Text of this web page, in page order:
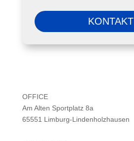
KONTAKT
OFFICE
Am Alten Sportplatz 8a
65551 Limburg-Lindenholzhausen